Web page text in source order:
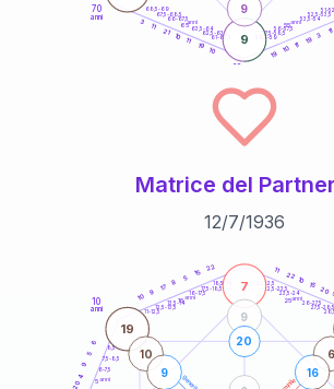
60
70
anni
51-
52,5-53,5
53,5-54
56-57,5
57,5-58,5
58,5-59
61-62,5
62,5-63,5
63,5-64
66-67,5
67,5-68,5
68,5-69
11
3
19
11
10
19
10
19
11
10
21
11
3
9
9
55anni
65anni
Matrice del
12/7/1936
10
anni
6-7,5
7,5-8,5
8,5-9
11-12,5
12,5-13,5
13,5-14
16-17,5
17,5-18,5
18,5-19 21-22,5
22,5-23,5
23,5-24
26-27,5
27,5-28,5
20
4
9
5
6
10
9
17
8
5
15
22 11
22 10
15
20
7
19
9
20
10
9
6
16
5anni
15 anni 25anni